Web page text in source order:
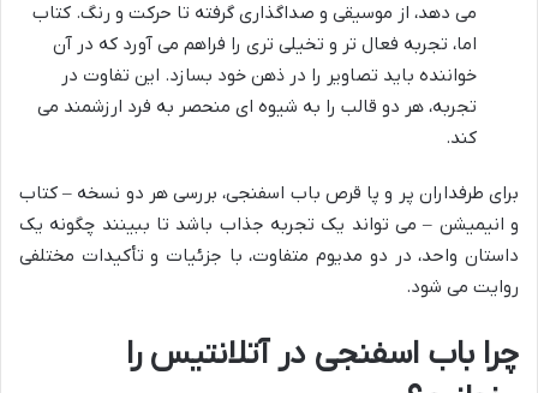
می دهد، از موسیقی و صداگذاری گرفته تا حرکت و رنگ. کتاب
اما، تجربه فعال تر و تخیلی تری را فراهم می آورد که در آن
خواننده باید تصاویر را در ذهن خود بسازد. این تفاوت در
تجربه، هر دو قالب را به شیوه ای منحصر به فرد ارزشمند می
کند.
برای طرفداران پر و پا قرص باب اسفنجی، بررسی هر دو نسخه – کتاب
و انیمیشن – می تواند یک تجربه جذاب باشد تا ببینند چگونه یک
داستان واحد، در دو مدیوم متفاوت، با جزئیات و تأکیدات مختلفی
روایت می شود.
چرا باب اسفنجی در آتلانتیس را